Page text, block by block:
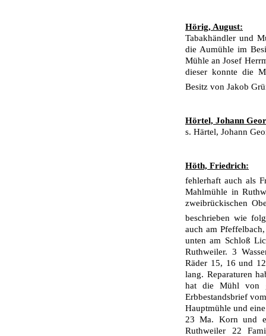
Hörig, August:
Tabakhändler und
die Aumühle im
Mühle an Josef
dieser konnte die
Besitz von Jakob
Hörtel, Johann
s. Härtel, Johann
Höth, Friedrich:
fehlerhaft auch als
Mahlmühle in
zweibrückischen
beschrieben wie
auch am
unten am Schloß
Ruthweiler. 3
Räder 15, 16 und
lang. Reparaturen
hat die Mühl von
Erbbestandsbrief
Hauptmühle und
23 Ma. Korn und
Ruthweiler 22